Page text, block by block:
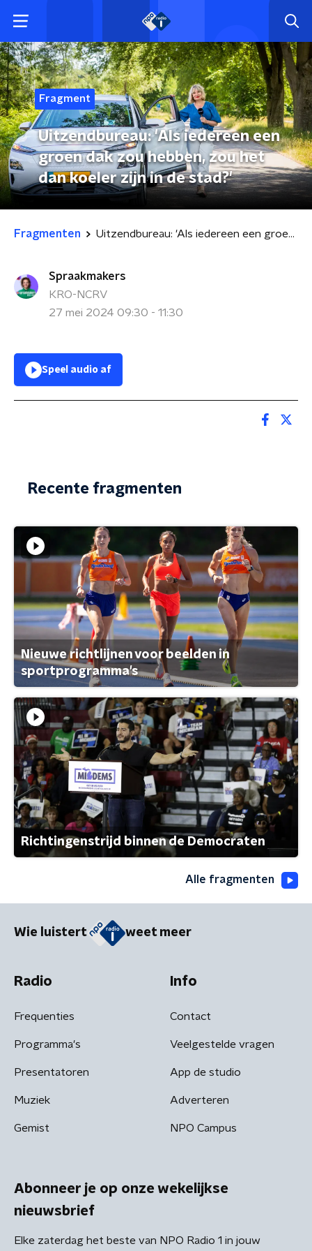
Fragment
Uitzendbureau: 'Als iedereen een
groen dak zou hebben, zou het
dan koeler zijn in de stad?'
Fragmenten Uitzendbureau: 'Als iedereen een groen dak zou hebben, zou het dan koeler zijn in de stad?'
Spraakmakers
KRO-NCRV
27 mei 2024 09:30 - 11:30
Speel audio af
Recente fragmenten
Nieuwe richtlijnen voor beelden in
sportprogramma's
Richtingenstrijd binnen de Democraten
Alle fragmenten
Wie luistert weet meer
Radio
Frequenties
Programma's
Presentatoren
Muziek
Gemist
Info
Contact
Veelgestelde vragen
App de studio
Adverteren
NPO Campus
Abonneer je op onze wekelijkse
nieuwsbrief
Elke zaterdag het beste van NPO Radio 1 in jouw